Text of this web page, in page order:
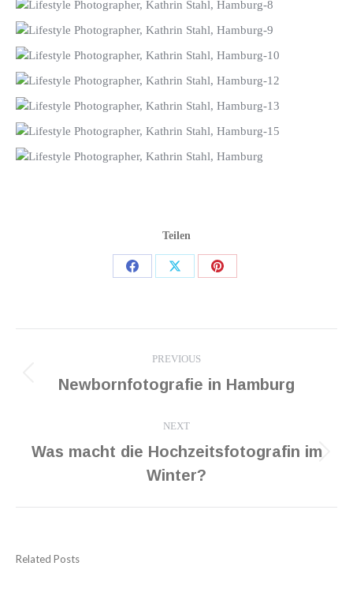
Teilen
Share
Share
Share
navigation
PREVIOUS
Previous
Newbornfotografie in Hamburg
NEXT
Next
post:
Was macht die Hochzeitsfotografin im
Winter?
Related Posts